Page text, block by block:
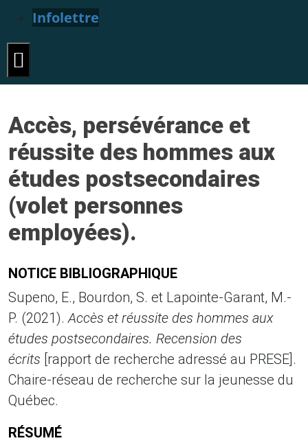
Infolettre
Hamburger Toggle Menu
Accès, persévérance et
réussite des hommes aux
études postsecondaires
(volet personnes
employées).
NOTICE BIBLIOGRAPHIQUE
Supeno, E., Bourdon, S. et Lapointe-Garant, M.-
P. (2021).Accès et réussite des hommes aux
études postsecondaires. Recension des
écrits [rapport de recherche adressé au PRESE].
Chaire-réseau de recherche sur la jeunesse du
Québec.
RÉSUMÉ